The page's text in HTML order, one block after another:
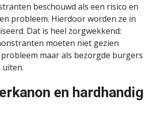
beschouwd als een risico en
probleem. Hierdoor worden ze in
Dat is heel zorgwekkend:
moeten niet gezien
maar als bezorgde burgers
uiten.
en hardhandig